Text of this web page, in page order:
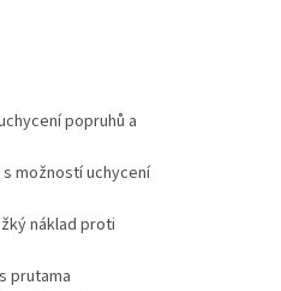
popruhů a
možností uchycení
náklad proti
prutama